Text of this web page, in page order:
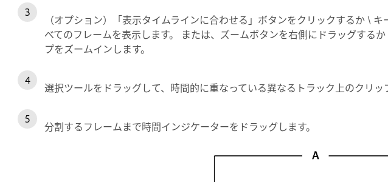
（オプション）「表示タイムラインに合わせる」ボタンをクリックするか \
べてのフレームを表示します。 または、ズームボタンを右側にドラッグする
プをズームインします。
選択ツールをドラッグして、時間的に重なっている異なるトラック上のクリッ
分割するフレームまで時間インジケーターをドラッグします。